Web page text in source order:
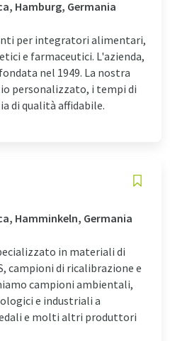
Hamburg, Germania
per integratori alimentari,
e farmaceutici. L'azienda,
nel 1949. La nostra
personalizzato, i tempi di
di qualità affidabile.
Hamminkeln, Germania
in materiali di
campioni di ricalibrazione e
campioni ambientali,
e industriali a
e molti altri produttori